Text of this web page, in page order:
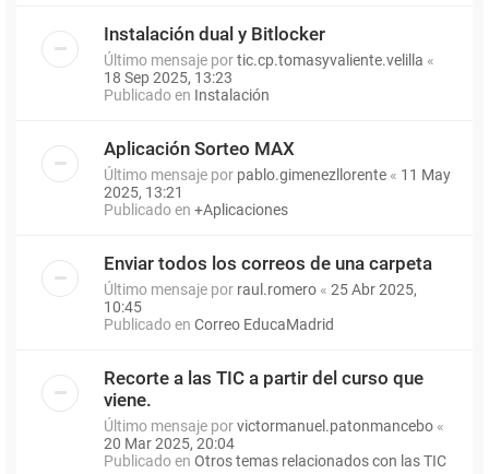
Instalación dual y Bitlocker
Último mensaje portic.cp.tomasyvaliente.velilla «
18 Sep 2025, 13:23
Publicado en Instalación
Aplicación Sorteo MAX
Último mensaje por pablo.gimenezllorente « 11 May
2025, 13:21
Publicado en +Aplicaciones
Enviar todos los correos de una carpeta
Último mensaje por raul.romero « 25 Abr 2025,
10:45
Publicado en Correo EducaMadrid
Recorte a las TIC a partir del curso que
viene.
Último mensaje porvictormanuel.patonmancebo «
20 Mar 2025, 20:04
Publicado en Otros temas relacionados con las TIC